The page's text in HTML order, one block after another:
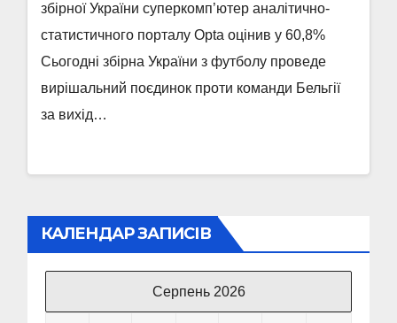
збірної України суперкомп’ютер аналітично-
статистичного порталу Opta оцінив у 60,8%
Сьогодні збірна України з футболу проведе
вирішальний поєдинок проти команди Бельгії
за вихід…
КАЛЕНДАР ЗАПИСІВ
Серпень 2026